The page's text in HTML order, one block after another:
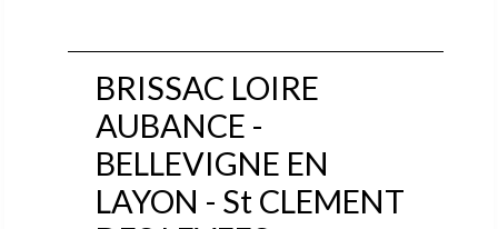
BRISSAC LOIRE
AUBANCE -
BELLEVIGNE EN
LAYON - St CLEMENT